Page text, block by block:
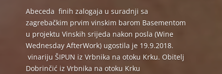
Abeceda finih zalogaja u suradnji sa
zagrebačkim prvim vinskim barom Basementom
u projektu Vinskih srijeda nakon posla (Wine
Wednesday AfterWork) ugostila je 19.9.2018.
vinariju ŠIPUN iz Vrbnika na otoku Krku. Obitelj
Dobrinčić iz Vrbnika na otoku Krku